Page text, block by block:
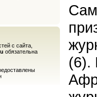
с сайта,
обязательна
(6).